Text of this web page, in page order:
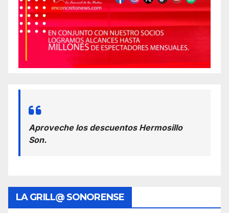
Aproveche los descuentos Hermosillo
Son.
LA GRILL@ SONORENSE